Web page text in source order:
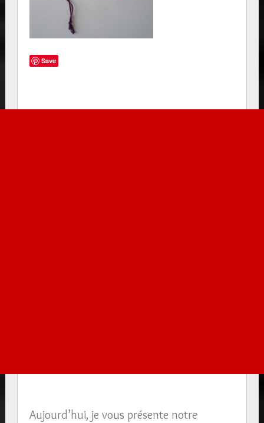
Save
Aujourd’hui, je vous présente notre